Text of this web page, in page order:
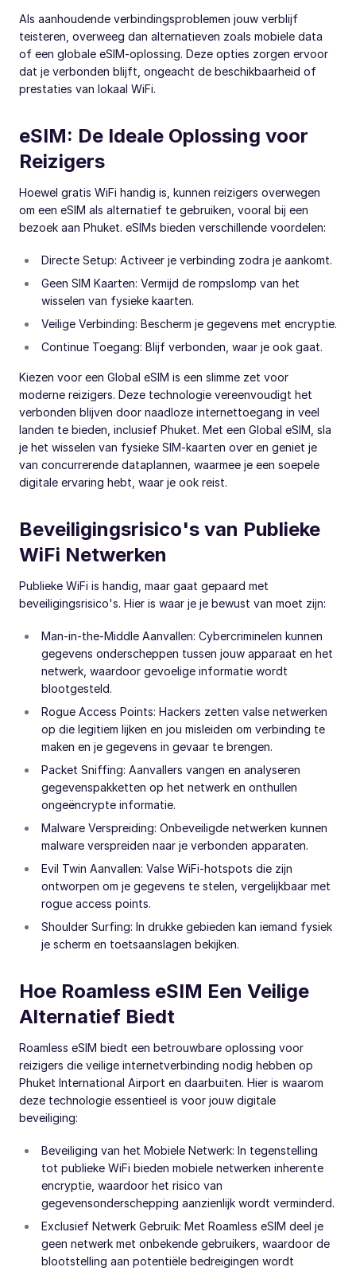
Als aanhoudende verbindingsproblemen jouw verblijf
teisteren, overweeg dan alternatieven zoals mobiele data
of een globale eSIM-oplossing. Deze opties zorgen ervoor
dat je verbonden blijft, ongeacht de beschikbaarheid of
prestaties van lokaal WiFi.
eSIM: De Ideale Oplossing voor
Reizigers
Hoewel gratis WiFi handig is, kunnen reizigers overwegen
om een eSIM als alternatief te gebruiken, vooral bij een
bezoek aan Phuket. eSIMs bieden verschillende voordelen:
Directe Setup: Activeer je verbinding zodra je aankomt.
Geen SIM Kaarten: Vermijd de rompslomp van het
wisselen van fysieke kaarten.
Veilige Verbinding: Bescherm je gegevens met encryptie.
Continue Toegang: Blijf verbonden, waar je ook gaat.
Kiezen voor een Global eSIM is een slimme zet voor
moderne reizigers. Deze technologie vereenvoudigt het
verbonden blijven door naadloze internettoegang in veel
landen te bieden, inclusief Phuket. Met een Global eSIM, sla
je het wisselen van fysieke SIM-kaarten over en geniet je
van concurrerende dataplannen, waarmee je een soepele
digitale ervaring hebt, waar je ook reist.
Beveiligingsrisico's van Publieke
WiFi Netwerken
Publieke WiFi is handig, maar gaat gepaard met
beveiligingsrisico's. Hier is waar je je bewust van moet zijn:
Man-in-the-Middle Aanvallen: Cybercriminelen kunnen
gegevens onderscheppen tussen jouw apparaat en het
netwerk, waardoor gevoelige informatie wordt
blootgesteld.
Rogue Access Points: Hackers zetten valse netwerken
op die legitiem lijken en jou misleiden om verbinding te
maken en je gegevens in gevaar te brengen.
Packet Sniffing: Aanvallers vangen en analyseren
gegevenspakketten op het netwerk en onthullen
ongeëncrypte informatie.
Malware Verspreiding: Onbeveiligde netwerken kunnen
malware verspreiden naar je verbonden apparaten.
Evil Twin Aanvallen: Valse WiFi-hotspots die zijn
ontworpen om je gegevens te stelen, vergelijkbaar met
rogue access points.
Shoulder Surfing: In drukke gebieden kan iemand fysiek
je scherm en toetsaanslagen bekijken.
Hoe Roamless eSIM Een Veilige
Alternatief Biedt
Roamless eSIM biedt een betrouwbare oplossing voor
reizigers die veilige internetverbinding nodig hebben op
Phuket International Airport en daarbuiten. Hier is waarom
deze technologie essentieel is voor jouw digitale
beveiliging:
Beveiliging van het Mobiele Netwerk: In tegenstelling
tot publieke WiFi bieden mobiele netwerken inherente
encryptie, waardoor het risico van
gegevensonderschepping aanzienlijk wordt verminderd.
Exclusief Netwerk Gebruik: Met Roamless eSIM deel je
geen netwerk met onbekende gebruikers, waardoor de
blootstelling aan potentiële bedreigingen wordt